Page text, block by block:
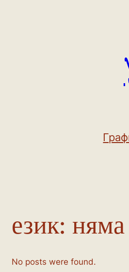
език: няма
No posts were found.